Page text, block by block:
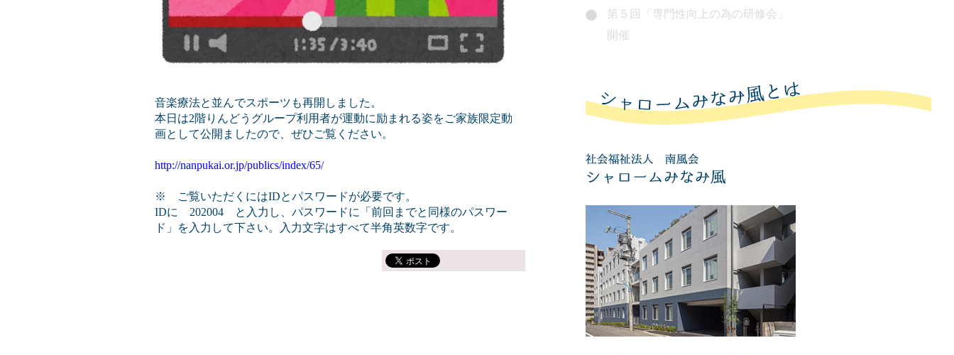
音楽療法と並んでスポーツも再開しました。
本日は2階りんどうグループ利用者が運動に励まれる姿をご家族限定動
画として公開ましたので、ぜひご覧ください。
http://nanpukai.or.jp/publics/index/65/
※ ご覧いただくにはIDとパスワードが必要です。
IDに 202004 と入力し、パスワードに「前回までと同様のパスワー
ド」を入力して下さい。入力文字はすべて半角英数字です。
第５回「専門性向上の為の研修会」
開催